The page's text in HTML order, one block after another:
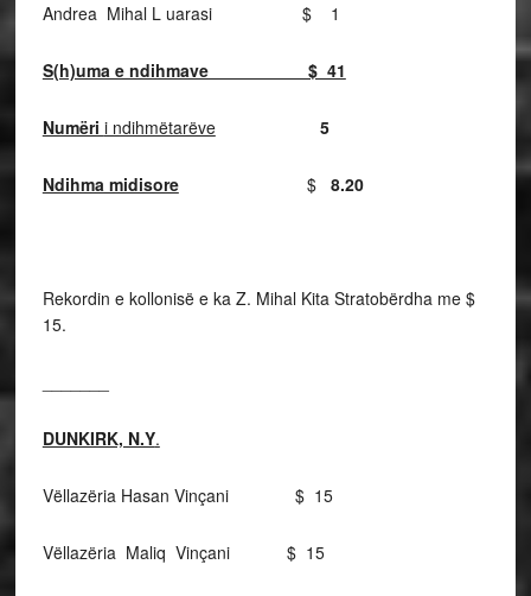
Andrea Mihal L uarasi $ 1
S(h)uma e ndihmave $ 41
Numëri i ndihmëtarëve 5
Ndihma midisore$ 8.20
Rekordin e kollonisë e ka Z. Mihal Kita Stratobërdha me $
15.
DUNKIRK, N.Y.
Vëllazëria Hasan Vinçani $ 15
Vëllazëria Maliq Vinçani $ 15